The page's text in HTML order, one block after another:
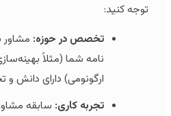
توجه کنید:
تخصص در حوزه:مشاور باید
نامه شما (مثلاً بهینه‌سازی،
ارگونومی) دارای دانش و
تجربه کاری:سابقه مشاوره